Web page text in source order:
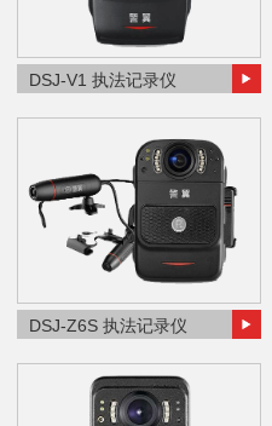
DSJ-V1 执法记录仪
DSJ-Z6S 执法记录仪